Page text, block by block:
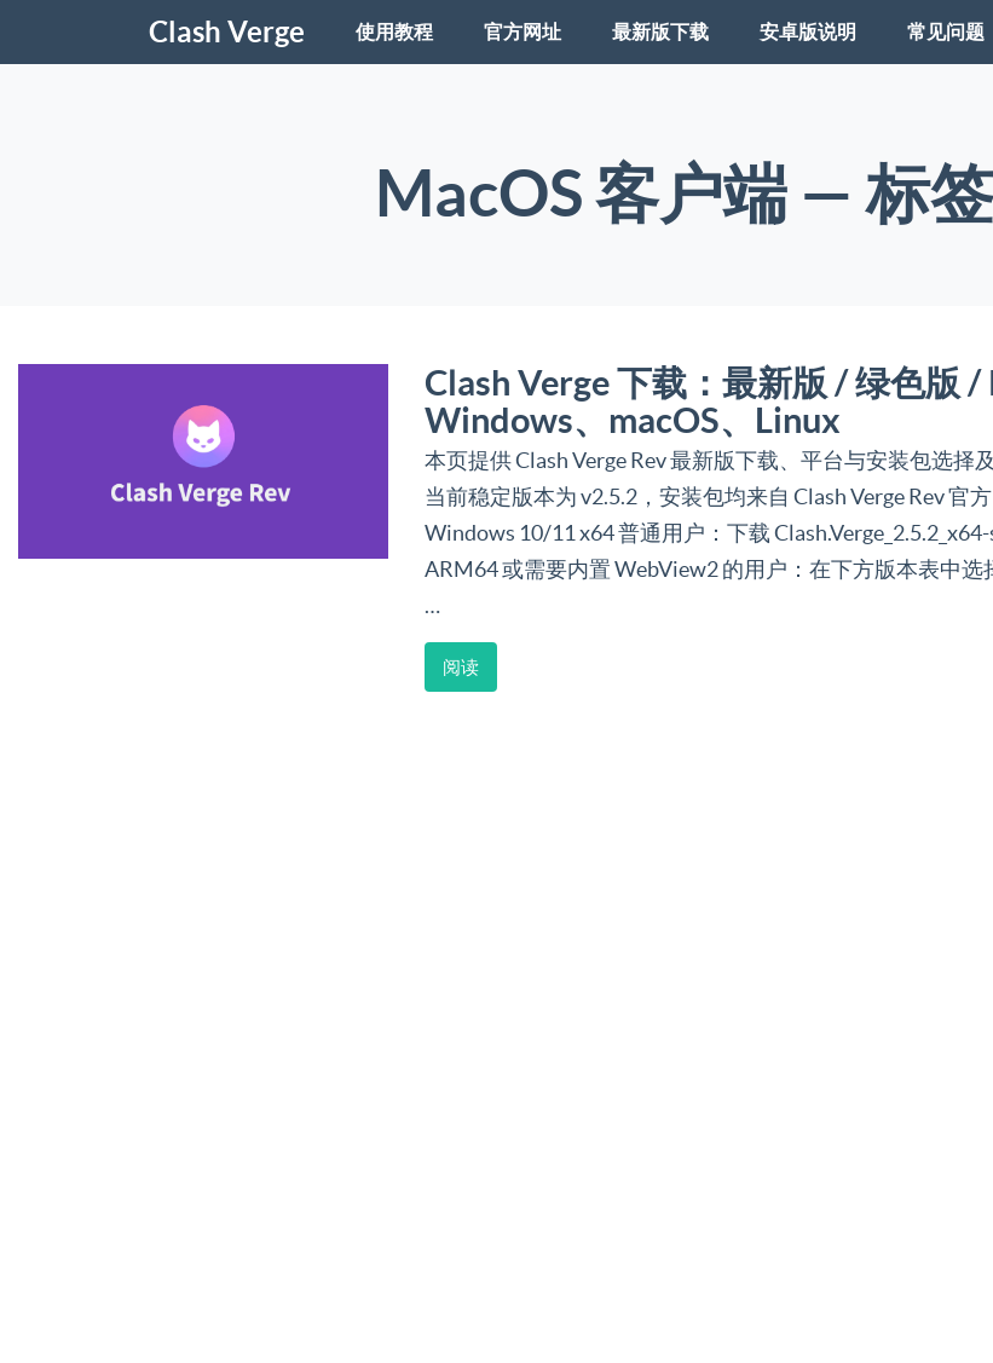
Clash Verge 使用教程 官方网址 最新版下载 安卓版说明 常见问题
MacOS 客户端 — 标
Clash Verge 下载：最新版 / 绿色版 /
Windows、macOS、Linux
本页提供 Clash Verge Rev 最新版下载、平台与安装包选择
当前稳定版本为 v2.5.2，安装包均来自 Clash Verge Rev 官方
Windows 10/11 x64 普通用户：下载
ARM64 或需要内置 WebView2 的用户：在下方版本表中选
…
阅读